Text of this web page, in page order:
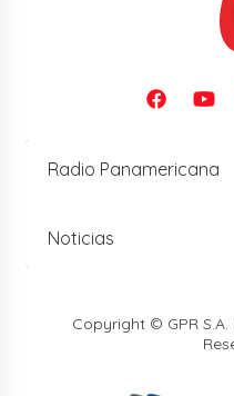
Radio Panamericana
Noticias
Copyright © GPR